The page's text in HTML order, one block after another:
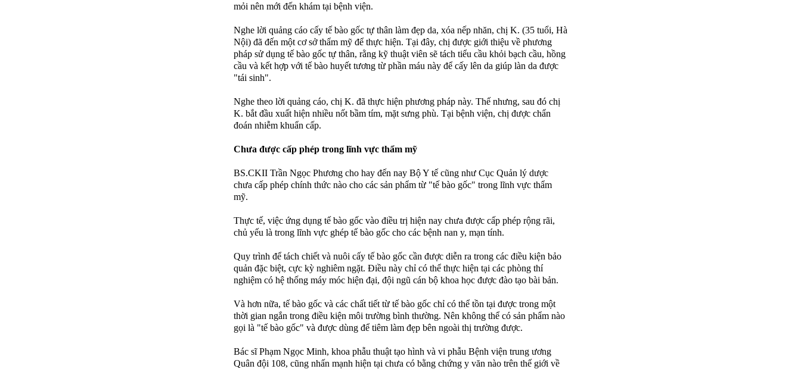
mỏi nên mới đến khám tại bệnh viện.
Nghe lời quảng cáo cấy tế bào gốc tự thân làm đẹp da, xóa nếp nhăn, chị K. (35 tuổi, Hà
Nội) đã đến một cơ sở thẩm mỹ để thực hiện. Tại đây, chị được giới thiệu về phương
pháp sử dụng tế bào gốc tự thân, rằng kỹ thuật viên sẽ tách tiểu cầu khỏi bạch cầu, hồng
cầu và kết hợp với tế bào huyết tương từ phần máu này để cấy lên da giúp làn da được
"tái sinh".
Nghe theo lời quảng cáo, chị K. đã thực hiện phương pháp này. Thế nhưng, sau đó chị
K. bắt đầu xuất hiện nhiều nốt bầm tím, mặt sưng phù. Tại bệnh viện, chị được chẩn
đoán nhiễm khuẩn cấp.
Chưa được cấp phép trong lĩnh vực thẩm mỹ
BS.CKII Trần Ngọc Phương cho hay đến nay Bộ Y tế cũng như Cục Quản lý dược
chưa cấp phép chính thức nào cho các sản phẩm từ "tế bào gốc" trong lĩnh vực thẩm
mỹ.
Thực tế, việc ứng dụng tế bào gốc vào điều trị hiện nay chưa được cấp phép rộng rãi,
chủ yếu là trong lĩnh vực ghép tế bào gốc cho các bệnh nan y, mạn tính.
Quy trình để tách chiết và nuôi cấy tế bào gốc cần được diễn ra trong các điều kiện bảo
quản đặc biệt, cực kỳ nghiêm ngặt. Điều này chỉ có thể thực hiện tại các phòng thí
nghiệm có hệ thống máy móc hiện đại, đội ngũ cán bộ khoa học được đào tạo bài bản.
Và hơn nữa, tế bào gốc và các chất tiết từ tế bào gốc chỉ có thể tồn tại được trong một
thời gian ngắn trong điều kiện môi trường bình thường. Nên không thể có sản phẩm nào
gọi là "tế bào gốc" và được dùng để tiêm làm đẹp bên ngoài thị trường được.
Bác sĩ Phạm Ngọc Minh, khoa phẫu thuật tạo hình và vi phẫu Bệnh viện trung ương
Quân đội 108, cũng nhấn mạnh hiện tại chưa có bằng chứng y văn nào trên thế giới về